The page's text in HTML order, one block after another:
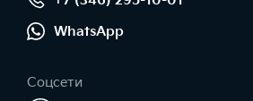
WhatsApp
Соцсети